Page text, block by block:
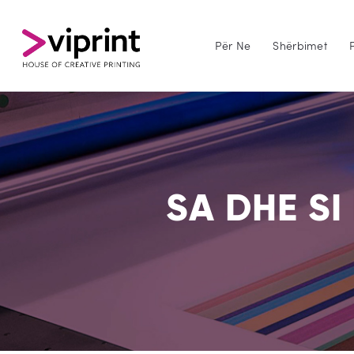
Për Ne Shërbimet
SA DHE SI